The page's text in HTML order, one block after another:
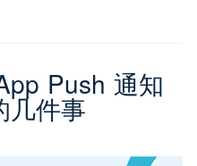
Push 通知
几件事